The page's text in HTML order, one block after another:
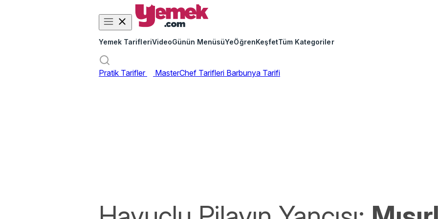
Yemek TarifleriVideoGünün MenüsüYeÖğrenKeşfetTüm Kategoriler
Pratik Tarifler MasterChef Tarifleri Barbunya Tarifi